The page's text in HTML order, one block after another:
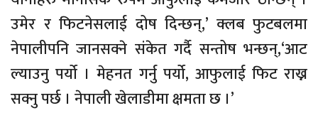
उमेर र फिटनेसलाई दोष दिन्छन्,’ क्लब फुटबलमा
नेपालीपनि जानसक्ने संकेत गर्दै सन्तोष भन्छन्,‘आट
ल्याउनु पर्यो । मेहनत गर्नु पर्यो, आफुलाई फिट राख्न
सक्नु पर्छ । नेपाली खेलाडीमा क्षमता छ ।’